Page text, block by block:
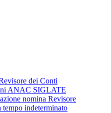
dei Conti
ANAC SIGLATE
nomina Revisore
tempo indeterminato